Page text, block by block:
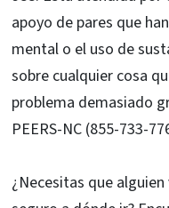
apoyo de pares que
mental o el uso de
sobre cualquier cosa
problema demasiado
PEERS-NC (855-733-
¿Necesitas que